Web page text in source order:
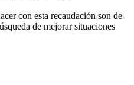
con esta recaudación son de
de mejorar situaciones